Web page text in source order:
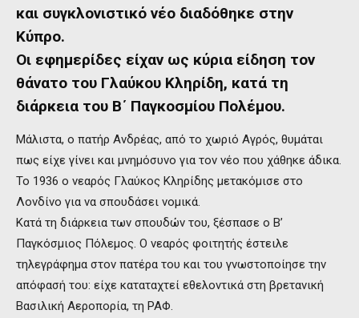
και συγκλονιστικό νέο διαδόθηκε στην
Κύπρο.
Οι εφημερίδες είχαν ως κύρια είδηση τον
θάνατο του Γλαύκου Κληρίδη, κατά τη
διάρκεια του Β΄ Παγκοσμίου Πολέμου.
Μάλιστα, ο πατήρ Ανδρέας, από το χωριό Αγρός, θυμάται
πως είχε γίνει και μνημόσυνο για τον νέο που χάθηκε άδικα.
Το 1936 ο νεαρός Γλαύκος Κληρίδης μετακόμισε στο
Λονδίνο για να σπουδάσει νομικά.
Κατά τη διάρκεια των σπουδών του, ξέσπασε ο Β’
Παγκόσμιος Πόλεμος. Ο νεαρός φοιτητής έστειλε
τηλεγράφημα στον πατέρα του και του γνωστοποίησε την
απόφασή του: είχε καταταχτεί εθελοντικά στη βρετανική
Βασιλική Αεροπορία, τη ΡΑΦ.